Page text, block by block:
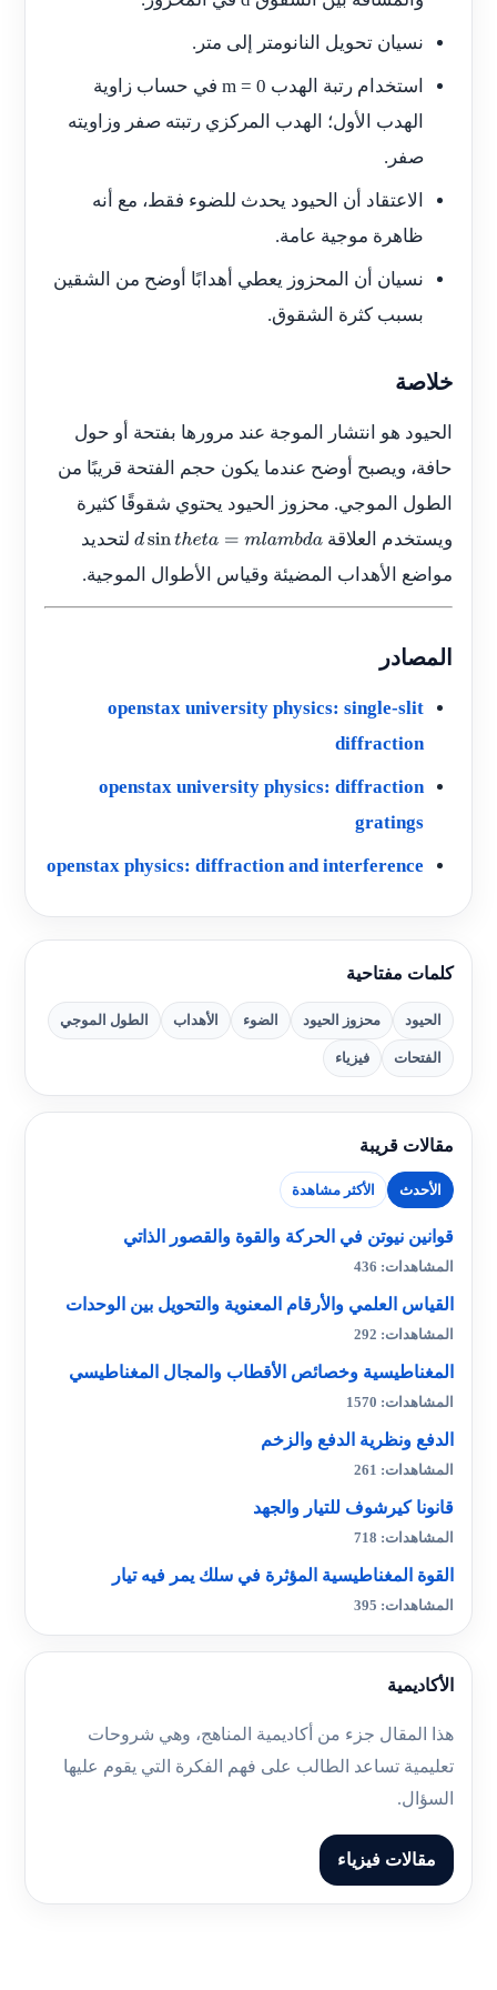
نسيان تحويل النانومتر إلى متر.
استخدام رتبة الهدب m = 0في حساب زاوية
الهدب الأول؛ الهدب المركزي رتبته صفر وزاويته
صفر.
الاعتقاد أن الحيود يحدث للضوء فقط، مع أنه
ظاهرة موجية عامة.
نسيان أن المحزوز يعطي أهدابًا أوضح من الشقين
بسبب كثرة الشقوق.
خلاصة
الحيود هو انتشار الموجة عند مرورها بفتحة أو حول
حافة، ويصبح أوضح عندما يكون حجم الفتحة قريبًا من
الطول الموجي. محزوز الحيود يحتوي شقوقًا كثيرة
ويستخدم العلاقة
dsintheta= ml ambda
لتحديد
مواضع الأهداب المضيئة وقياس الأطوال الموجية.
المصادر
openstax university physics: single-slit
diffraction
openstax university physics: diffraction
gratings
openstax physics: diffraction and interference
كلمات مفتاحية
الحيود محزوز الحيود الضوء الأهداب الطول الموجي
الفتحات فيزياء
مقالات قريبة
الأحدث الأكثر مشاهدة
قوانين نيوتن في الحركة والقوة والقصور الذاتي
المشاهدات: 436
القياس العلمي والأرقام المعنوية والتحويل بين الوحدات
المشاهدات: 292
المغناطيسية وخصائص الأقطاب والمجال المغناطيسي
المشاهدات: 1570
الدفع ونظرية الدفع والزخم
المشاهدات: 261
قانونا كيرشوف للتيار والجهد
المشاهدات: 718
القوة المغناطيسية المؤثرة في سلك يمر فيه تيار
المشاهدات: 395
الأكاديمية
هذا المقال جزء من أكاديمية المناهج، وهي شروحات
تعليمية تساعد الطالب على فهم الفكرة التي يقوم عليها
السؤال.
مقالات فيزياء